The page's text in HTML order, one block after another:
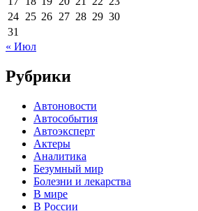
24 25 26 27 28 29 30
31
« Июл
Рубрики
Автоновости
Автособытия
Автоэксперт
Актеры
Аналитика
Безумный мир
Болезни и лекарства
В мире
В России